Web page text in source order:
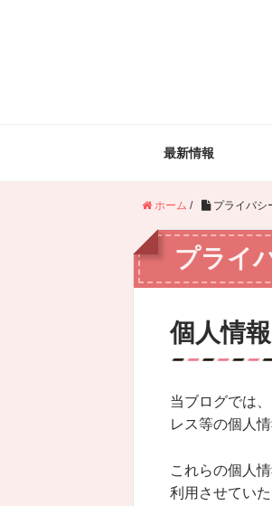
最新情報
ホーム / プライバシ
プライ
個人情
当ブログでは
レス等の個人
これらの個人
利用させてい